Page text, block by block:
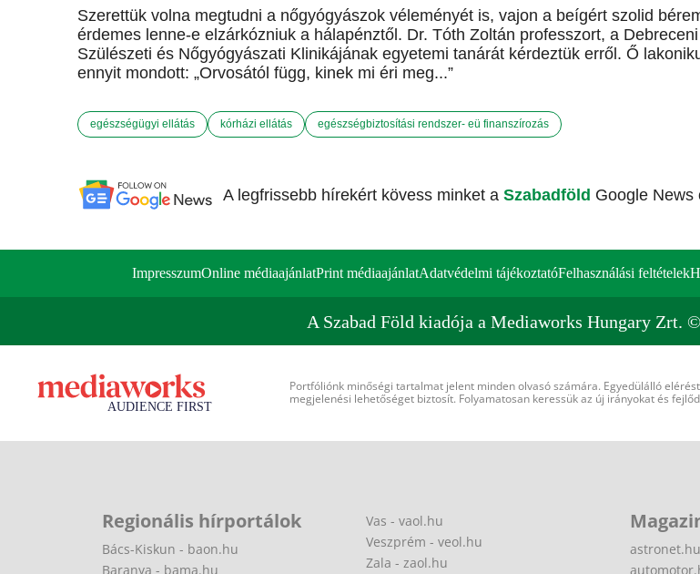
Szerettük volna megtudni a nőgyógyászok véleményét is, vajon a beígért szolid
érdemes lenne-e elzárkózniuk a hálapénztől. Dr. Tóth Zoltán professzort, a
Szülészeti és Nőgyógyászati Klinikájának egyetemi tanárát kérdeztük erről. Ő
ennyit mondott: „Orvosától függ, kinek mi éri meg...”
egészségügyi ellátás kórházi ellátás egészségbiztosítási rendszer- eü finanszírozás
A legfrissebb hírekért kövess minket a Szabadföld Google News
ImpresszumOnline médiaajánlatPrint médiaajánlatAdatvédelmi tájékoztatóFelhasználási feltételek
A Szabad Föld kiadója a Mediaworks Hungary Zrt.
Portfóliónk minőségi tartalmat jelent minden olvasó számára. Egyedülálló
megjelenési lehetőséget biztosít. Folyamatosan keressük az új irányokat és
Regionális hírportálok
Bács-Kiskun - baon.hu
Baranya - bama.hu
Vas - vaol.hu
Veszprém - veol.hu
Zala - zaol.hu
astronet.hu